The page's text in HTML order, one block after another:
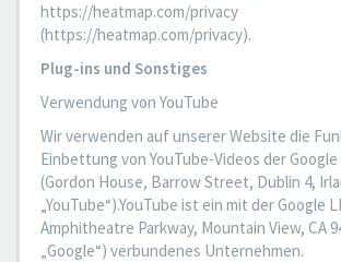
https://heatmap.com/privacy
(https://heatmap.com/privacy).
Plug-ins und Sonstiges
Verwendung von YouTube
Wir verwenden auf unserer Website die
Einbettung von YouTube-Videos der
(Gordon House, Barrow Street, Dublin 4,
„YouTube“).YouTube ist ein mit der Google
Amphitheatre Parkway, Mountain View, CA
„Google“) verbundenes Unternehmen.